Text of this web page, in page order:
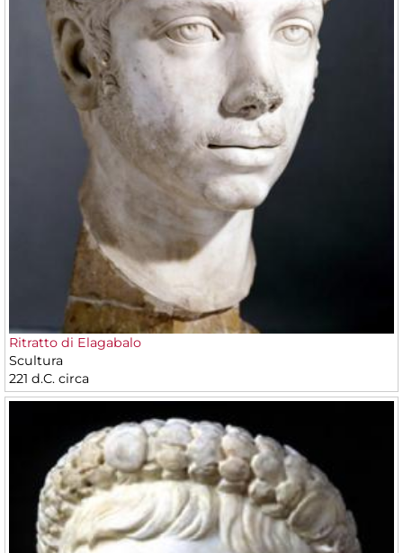
Ritratto di Elagabalo
Scultura
221 d.C. circa